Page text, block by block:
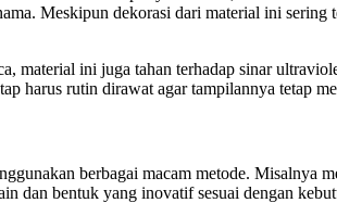
Meskipun dekorasi dari material ini
material ini juga tahan terhadap sinar
harus rutin dirawat agar tampilannya tetap
berbagai macam metode. Misalnya
dan bentuk yang inovatif sesuai dengan